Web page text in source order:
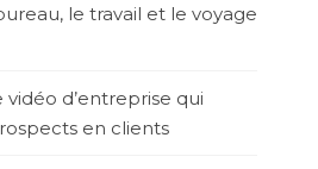
le travail et le voyage
vidéo d’entreprise qui
en clients